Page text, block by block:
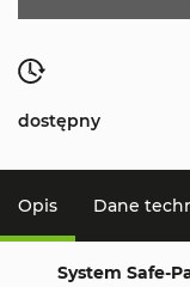
dostępny
Opis Dane
System Safe-